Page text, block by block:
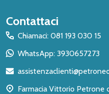
Inizio
del
piè
pagina
Contattaci
Chiamaci: 081 193 030 15
WhatsApp: 3930657273
Farmacia Vittorio Petrone